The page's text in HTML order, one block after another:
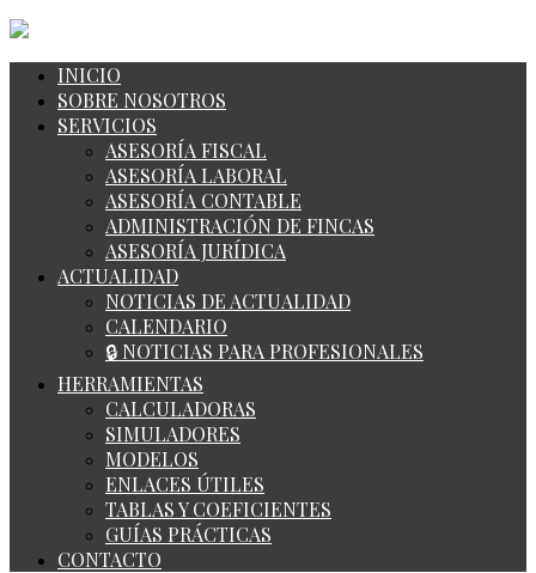
INICIO
SOBRE NOSOTROS
SERVICIOS
ASESORÍA FISCAL
ASESORÍA LABORAL
ASESORÍA CONTABLE
ADMINISTRACIÓN DE FINCAS
ASESORÍA JURÍDICA
ACTUALIDAD
NOTICIAS DE ACTUALIDAD
CALENDARIO
🔒 NOTICIAS PARA PROFESIONALES
HERRAMIENTAS
CALCULADORAS
SIMULADORES
MODELOS
ENLACES ÚTILES
TABLAS Y COEFICIENTES
GUÍAS PRÁCTICAS
CONTACTO